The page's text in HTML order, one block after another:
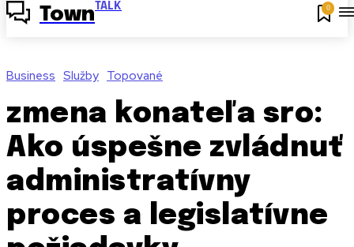
Town TALK 0
Business Služby Topované
zmena konateľa sro:
Ako úspešne zvládnuť
administratívny
proces a legislatívne